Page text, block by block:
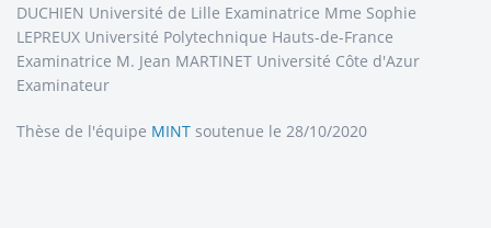
DUCHIEN Université de Lille Examinatrice Mme Sophie
LEPREUX Université Polytechnique Hauts-de-France
Examinatrice M. Jean MARTINET Université Côte d'Azur
Examinateur
Thèse de l'équipe MINT soutenue le 28/10/2020